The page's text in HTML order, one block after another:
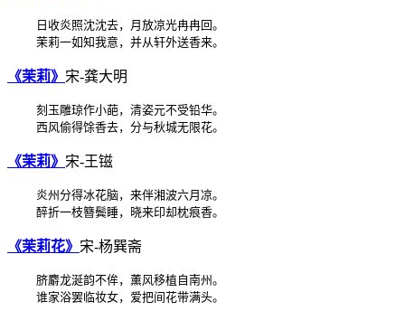
    日收炎照沈沈去，月放凉光冉冉回。
《茉莉》 宋-龚大明
    刻玉雕琼作小葩，清姿元不受铅华。
《茉莉》 宋-王镃
    炎州分得冰花脑，来伴湘波六月凉。
《茉莉花》 宋-杨巽斋
    脐麝龙涎韵不侔，薰风移植自南州。